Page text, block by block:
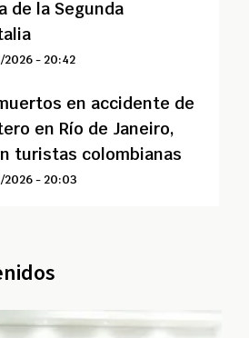
de la Segunda
- 20:42
en accidente de
en Río de Janeiro,
turistas colombianas
2026 - 20:03